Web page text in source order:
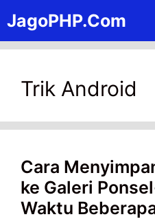
to
content
JagoPHP.Com
Trik Android
Cara
ke Galeri
Waktu